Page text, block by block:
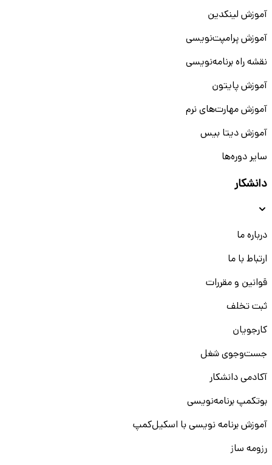
آموزش لینکدین
آموزش پرامپت‌نویسی
نقشه راه برنامه‌نویسی
آموزش پایتون
آموزش مهارت‌های نرم
آموزش دیتا بیس
سایر دوره‌ها
دانشکار
درباره ما
ارتباط با ما
قوانین و مقررات
ثبت تخلف
کارجویان
جست‌و‌جوی شغل
آکادمی دانشکار
بوتکمپ برنامه‌نویسی
آموزش برنامه نویسی با اسکیل‌کمپ
رزومه ساز